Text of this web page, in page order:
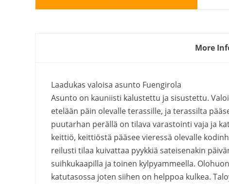
More
Laadukas valoisa asunto Fuengirola
Asunto on kauniisti kalustettu ja sisustettu.
etelään päin olevalle terassille, ja terassilta
puutarhan perällä on tilava varastointi vaja ja
keittiö, keittiöstä pääsee vieressä olevalle
reilusti tilaa kuivattaa pyykkiä sateisenakin
suihkukaapilla ja toinen kylpyammeella.
katutasossa joten siihen on helppoa kulkea.